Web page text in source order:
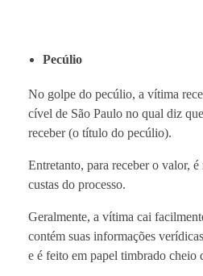
Pecúlio
No golpe do pecúlio, a vítima
cível de São Paulo no qual diz
receber (o título do pecúlio).
Entretanto, para receber o valor, é
custas do processo.
Geralmente, a vítima cai
contém suas informações
e é feito em papel timbrado cheio